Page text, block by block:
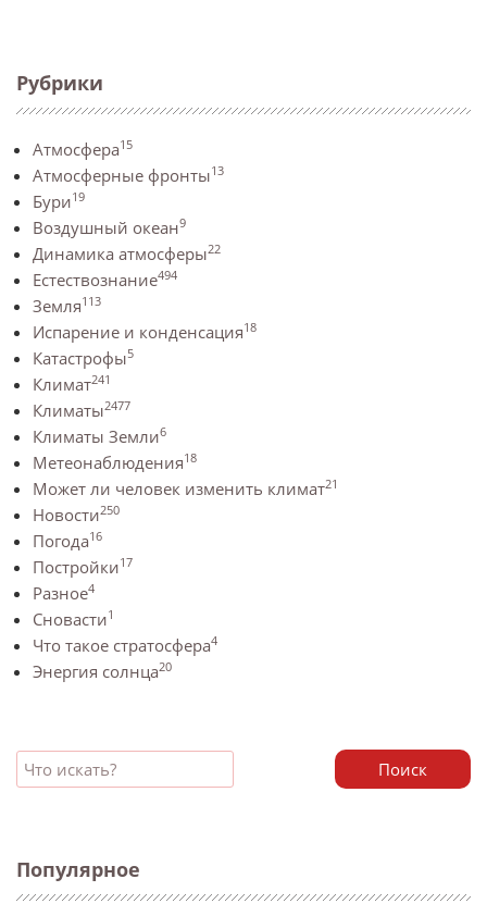
Рубрики
Атмосфера15
Атмосферные фронты13
Бури19
Воздушный океан9
Динамика атмосферы22
Естествознание494
Земля113
Испарение и конденсация18
Катастрофы5
Климат241
Климаты2477
Климаты Земли6
Метеонаблюдения18
Может ли человек изменить климат21
Новости250
Погода16
Постройки17
Разное4
Сновасти1
Что такое стратосфера4
Энергия солнца20
Поиск
Популярное